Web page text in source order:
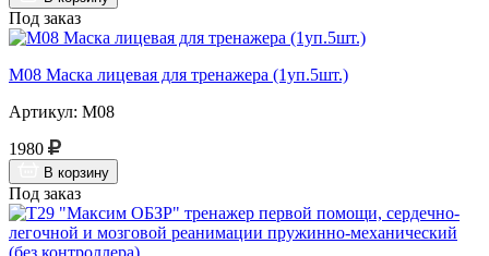
Под заказ
М08 Маска лицевая для тренажера (1уп.5шт.)
Артикул: М08
1980
В корзину
Под заказ